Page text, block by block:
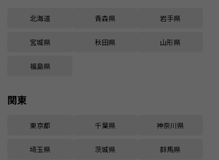
北海道 青森県 岩手県
宮城県 秋田県 山形県
福島県
関東
東京都 千葉県 神奈川県
埼玉県 茨城県 群馬県